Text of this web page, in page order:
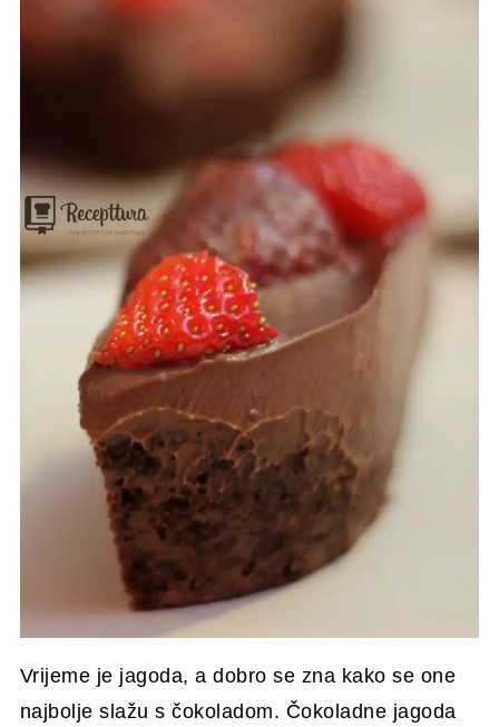
Vrijeme je jagoda, a dobro se zna kako se one
najbolje slažu s čokoladom. Čokoladne jagoda